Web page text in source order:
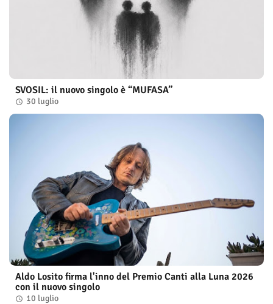
SVOSIL: il nuovo singolo è “MUFASA”
30 luglio
Aldo Losito firma l'inno del Premio Canti alla Luna 2026
con il nuovo singolo
10 luglio